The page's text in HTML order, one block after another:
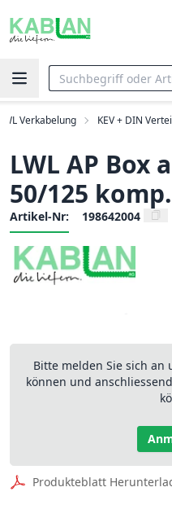
Verkabelung KEV + DIN
LWL AP Box
50/125 komp.
Artikel-Nr: 198642004
Bitte melden Sie sich an
können und
Produkteblatt